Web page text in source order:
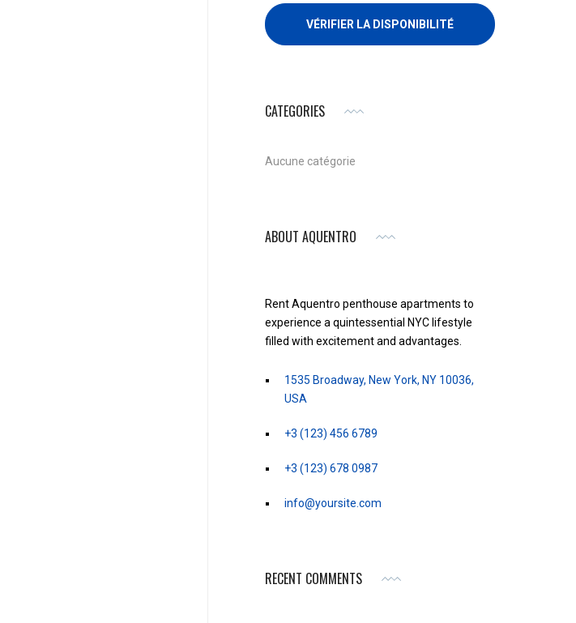
CATEGORIES
Aucune catégorie
ABOUT AQUENTRO
Rent Aquentro penthouse apartments to
experience a quintessential NYC lifestyle
filled with excitement and advantages.
1535 Broadway, New York, NY 10036,
USA
+3 (123) 456 6789
+3 (123) 678 0987
info@yoursite.com
RECENT COMMENTS